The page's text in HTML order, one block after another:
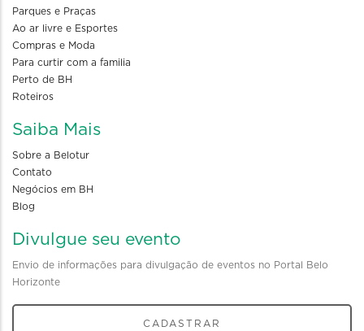
Parques e Praças
Ao ar livre e Esportes
Compras e Moda
Para curtir com a familia
Perto de BH
Roteiros
Saiba Mais
Sobre a Belotur
Contato
Negócios em BH
Blog
Divulgue seu evento
Envio de informações para divulgação de eventos no Portal Belo
Horizonte
CADASTRAR